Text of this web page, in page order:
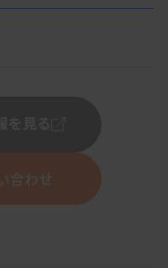
合わせ